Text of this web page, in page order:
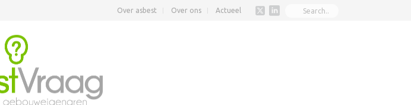
Over asbest Over ons Actueel